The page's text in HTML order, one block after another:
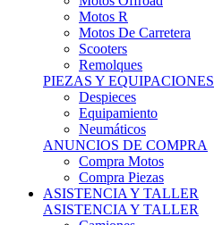
Motos R
Motos De Carretera
Scooters
Remolques
PIEZAS Y EQUIPACIONES
Despieces
Equipamiento
Neumáticos
ANUNCIOS DE COMPRA
Compra Motos
Compra Piezas
ASISTENCIA Y TALLER
ASISTENCIA Y TALLER